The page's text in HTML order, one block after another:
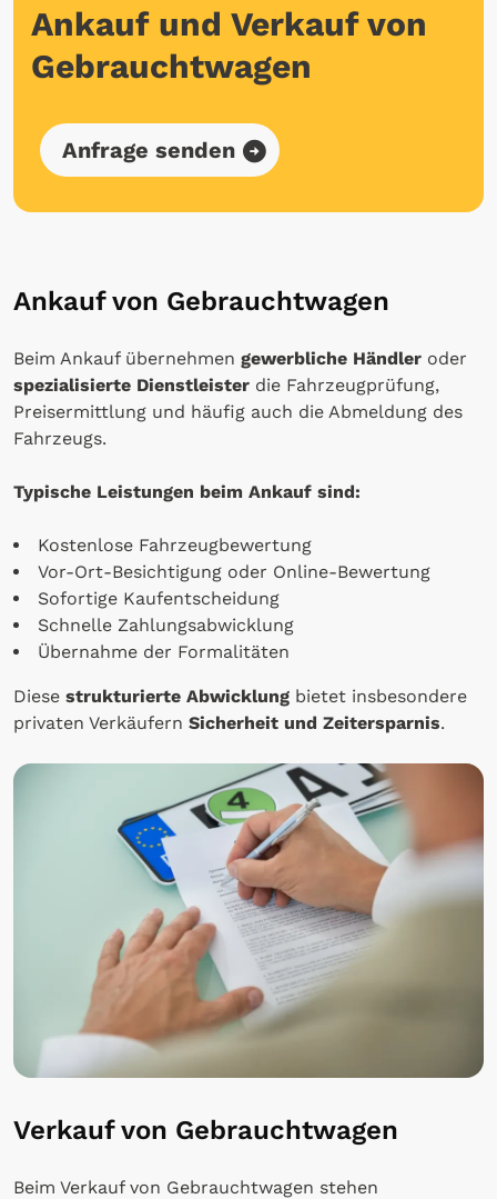
Ankauf und Verkauf von
Gebrauchtwagen
Anfrage senden
Ankauf von Gebrauchtwagen
Beim Ankauf übernehmen gewerbliche Händler oder
spezialisierte Dienstleister die Fahrzeugprüfung,
Preisermittlung und häufig auch die Abmeldung des
Fahrzeugs.
Typische Leistungen beim Ankauf sind:
Kostenlose Fahrzeugbewertung
Vor-Ort-Besichtigung oder Online-Bewertung
Sofortige Kaufentscheidung
Schnelle Zahlungsabwicklung
Übernahme der Formalitäten
Diese strukturierte Abwicklung bietet insbesondere
privaten Verkäufern Sicherheit und Zeitersparnis.
Verkauf von Gebrauchtwagen
Beim Verkauf von Gebrauchtwagen stehen